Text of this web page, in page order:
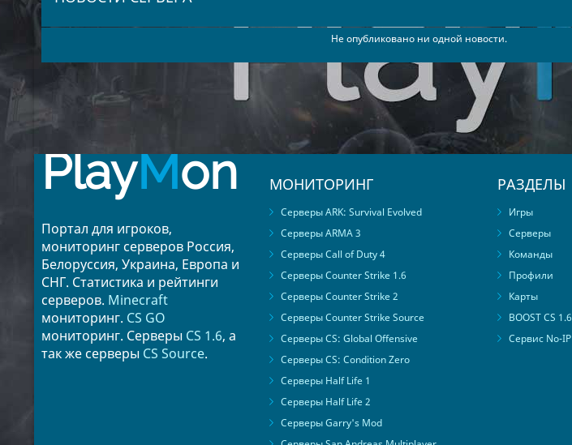
Не опубликовано ни одной новости.
PlayMon
Портал для игроков,
мониторинг серверов Россия,
Белоруссия, Украина, Европа и
СНГ. Статистика и рейтинги
серверов. Minecraft
мониторинг. CS GO
мониторинг. Серверы CS 1.6, а
так же серверы CS Source.
МОНИТОРИНГ
Серверы ARK: Survival Evolved
Серверы ARMA 3
Серверы Call of Duty 4
Серверы Counter Strike 1.6
Серверы Counter Strike 2
Серверы Counter Strike Source
Серверы CS: Global Offensive
Серверы CS: Condition Zero
Серверы Half Life 1
Серверы Half Life 2
Серверы Garry's Mod
РАЗДЕЛЫ
Игры
Серверы
Команды
Профили
Карты
BOOST CS 1.6
Сервис No-IP